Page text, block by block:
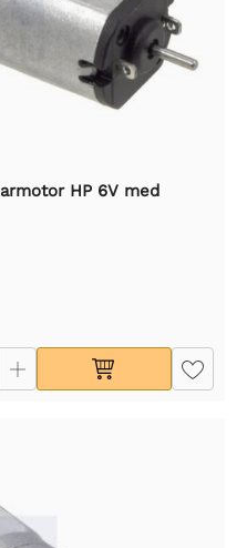
HP 6V med